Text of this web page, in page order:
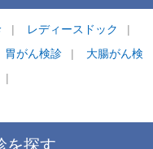
レディースドック
胃がん検診
大腸がん検
を探す